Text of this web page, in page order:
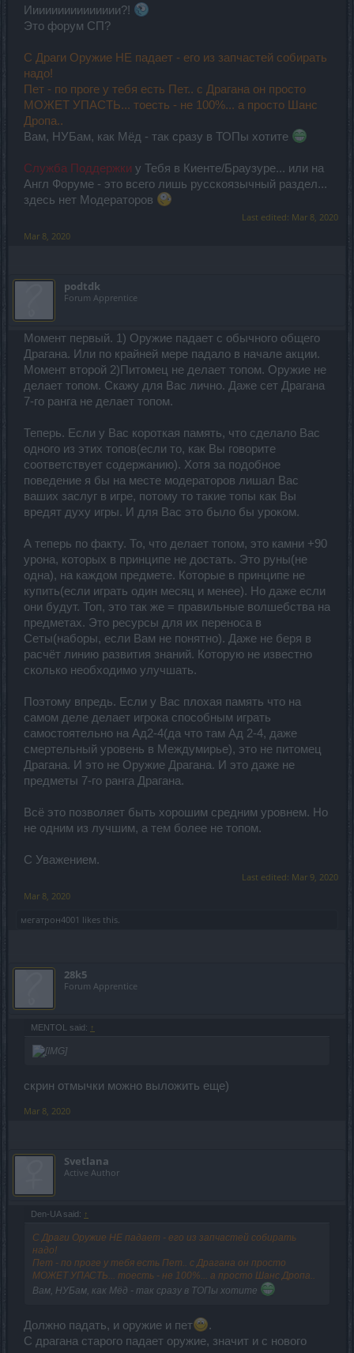
Иииииииииииииии?!
Это форум СП?
С Драги Оружие НЕ падает - его из запчастей собирать
надо!
Пет - по проге у тебя есть Пет.. с Драгана он просто
МОЖЕТ УПАСТЬ... тоесть - не 100%... а просто Шанс
Дропа..
Вам, НУБам, как Мёд - так сразу в ТОПы хотите
Служба Поддержки у Тебя в Киенте/Браузуре... или на
Англ Форуме - это всего лишь русскоязычный раздел...
здесь нет Модераторов
Last edited: Mar 8, 2020
Mar 8, 2020
podtdk
Forum Apprentice
Момент первый. 1) Оружие падает с обычного общего
Драгана. Или по крайней мере падало в начале акции.
Момент второй 2)Питомец не делает топом. Оружие не
делает топом. Скажу для Вас лично. Даже сет Драгана
7-го ранга не делает топом.
Теперь. Если у Вас короткая память, что сделало Вас
одного из этих топов(если то, как Вы говорите
соответствует содержанию). Хотя за подобное
поведение я бы на месте модераторов лишал Вас
ваших заслуг в игре, потому то такие топы как Вы
вредят духу игры. И для Вас это было бы уроком.
А теперь по факту. То, что делает топом, это камни +90
урона, которых в принципе не достать. Это руны(не
одна), на каждом предмете. Которые в принципе не
купить(если играть один месяц и менее). Но даже если
они будут. Топ, это так же = правильные волшебства на
предметах. Это ресурсы для их переноса в
Сеты(наборы, если Вам не понятно). Даже не беря в
расчёт линию развития знаний. Которую не известно
сколько необходимо улучшать.
Поэтому впредь. Если у Вас плохая память что на
самом деле делает игрока способным играть
самостоятельно на Ад2-4(да что там Ад 2-4, даже
смертельный уровень в Междумирье), это не питомец
Драгана. И это не Оружие Драгана. И это даже не
предметы 7-го ранга Драгана.
Всё это позволяет быть хорошим средним уровнем. Но
не одним из лучшим, а тем более не топом.
С Уважением.
Last edited: Mar 9, 2020
Mar 8, 2020
мегатрон4001 likes this.
28k5
Forum Apprentice
MENTOL said: ↑
скрин отмычки можно выложить еще)
Mar 8, 2020
Svetlana
Active Author
Den-UA said: ↑
С Драги Оружие НЕ падает - его из запчастей собирать
надо!
Пет - по проге у тебя есть Пет.. с Драгана он просто
МОЖЕТ УПАСТЬ... тоесть - не 100%... а просто Шанс Дропа..
Вам, НУБам, как Мёд - так сразу в ТОПы хотите
Должно падать, и оружие и пет
.
С драгана старого падает оружие, значит и с нового